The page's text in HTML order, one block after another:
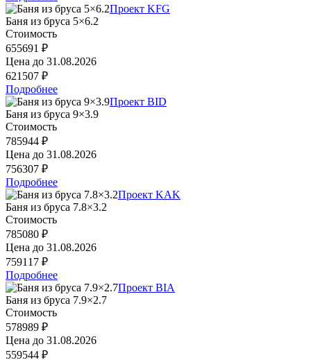
Проект KFG
Баня из бруса 5×6.2
Стоимость
655691 ₽
Цена до 31.08.2026
621507 ₽
Подробнее
Проект BID
Баня из бруса 9×3.9
Стоимость
785944 ₽
Цена до 31.08.2026
756307 ₽
Подробнее
Проект KAK
Баня из бруса 7.8×3.2
Стоимость
785080 ₽
Цена до 31.08.2026
759117 ₽
Подробнее
Проект BIA
Баня из бруса 7.9×2.7
Стоимость
578989 ₽
Цена до 31.08.2026
559544 ₽